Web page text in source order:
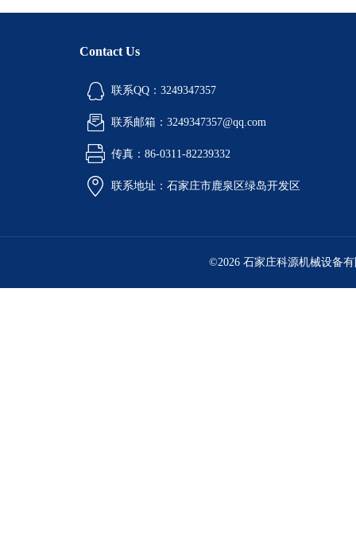
Contact Us
联系QQ：3249347357
联系邮箱：3249347357@qq.com
传真：86-0311-82239332
联系地址：石家庄市鹿泉区绿岛开发区
©2026 石家庄科源机械设备